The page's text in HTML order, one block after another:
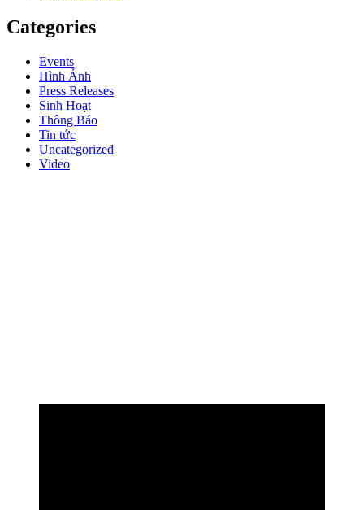
Categories
Events
Hình Ảnh
Press Releases
Sinh Hoạt
Thông Báo
Tin tức
Uncategorized
Video